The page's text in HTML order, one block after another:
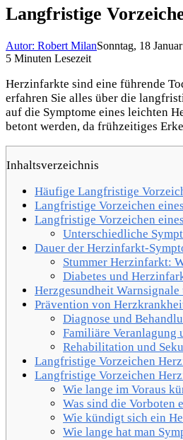
Langfristige
Autor: Robert MilanSonntag, 18
5 Minuten Lesezeit
Herzinfarkte sind eine führende
erfahren Sie alles über die
auf die Symptome eines leichten
betont werden, da frühzeitiges
Inhaltsverzeichnis
Häufige Langfristige
Langfristige Vorzeichen
Langfristige Vorzeichen
Unterschiedliche
Dauer der Herzinfarkt-
Stummer Herzinfarkt:
Diabetes und
Herzgesundheit
Prävention von
Diagnose und
Familiäre Veranlagung
Rehabilitation und
Langfristige Vorzeichen
Langfristige Vorzeichen
Wie lange im Voraus
Was sind die Vorboten
Wie kündigt sich ein
Wie lange hat man